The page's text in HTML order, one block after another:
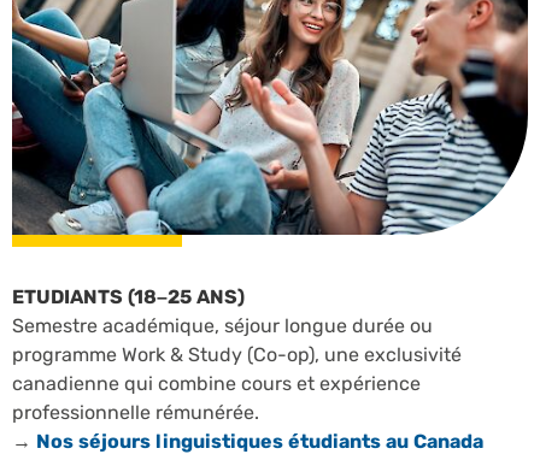
ETUDIANTS (18–25 ANS)
Semestre académique, séjour longue durée ou
programme Work & Study (Co-op), une exclusivité
canadienne qui combine cours et expérience
professionnelle rémunérée.
→ Nos séjours linguistiques étudiants au Canada